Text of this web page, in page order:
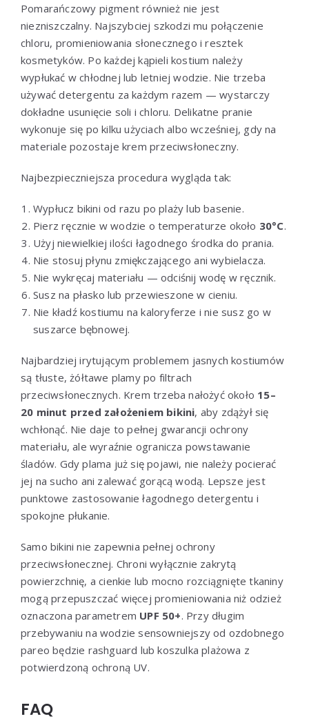
Pomarańczowy pigment również nie jest
niezniszczalny. Najszybciej szkodzi mu połączenie
chloru, promieniowania słonecznego i resztek
kosmetyków. Po każdej kąpieli kostium należy
wypłukać w chłodnej lub letniej wodzie. Nie trzeba
używać detergentu za każdym razem — wystarczy
dokładne usunięcie soli i chloru. Delikatne pranie
wykonuje się po kilku użyciach albo wcześniej, gdy na
materiale pozostaje krem przeciwsłoneczny.
Najbezpieczniejsza procedura wygląda tak:
Wypłucz bikini od razu po plaży lub basenie.
Pierz ręcznie w wodzie o temperaturze około 30°C.
Użyj niewielkiej ilości łagodnego środka do prania.
Nie stosuj płynu zmiękczającego ani wybielacza.
Nie wykręcaj materiału — odciśnij wodę w ręcznik.
Susz na płasko lub przewieszone w cieniu.
Nie kładź kostiumu na kaloryferze i nie susz go w
suszarce bębnowej.
Najbardziej irytującym problemem jasnych kostiumów
są tłuste, żółtawe plamy po filtrach
przeciwsłonecznych. Krem trzeba nałożyć około 15–
20 minut przed założeniem bikini, aby zdążył się
wchłonąć. Nie daje to pełnej gwarancji ochrony
materiału, ale wyraźnie ogranicza powstawanie
śladów. Gdy plama już się pojawi, nie należy pocierać
jej na sucho ani zalewać gorącą wodą. Lepsze jest
punktowe zastosowanie łagodnego detergentu i
spokojne płukanie.
Samo bikini nie zapewnia pełnej ochrony
przeciwsłonecznej. Chroni wyłącznie zakrytą
powierzchnię, a cienkie lub mocno rozciągnięte tkaniny
mogą przepuszczać więcej promieniowania niż odzież
oznaczona parametrem UPF 50+. Przy długim
przebywaniu na wodzie sensowniejszy od ozdobnego
pareo będzie rashguard lub koszulka plażowa z
potwierdzoną ochroną UV.
FAQ